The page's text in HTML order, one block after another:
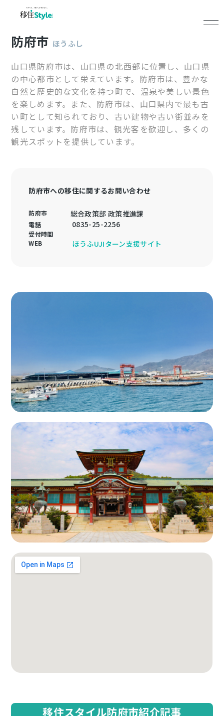
防府市 ほうふし
山口県防府市は、山口県の北西部に位置し、山口県
の中心都市として栄えています。防府市は、豊かな
自然と歴史的な文化を持つ町で、温泉や美しい景色
を楽しめます。また、防府市は、山口県内で最も古
い町として知られており、古い建物や古い街並みを
残しています。防府市は、観光客を歓迎し、多くの
観光スポットを提供しています。
防府市への移住に関するお問い合わせ
防府市 総合政策部 政策推進課
電話 0835-25-2256
受付時間
WEB
ほうふUJIターン支援サイト
移住スタイル防府市紹介記事